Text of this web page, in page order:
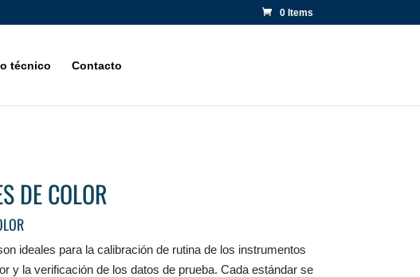
0 Items
técnico Contacto
DE COLOR
ideales para la calibración de rutina de los instrumentos
y la verificación de los datos de prueba. Cada estándar se